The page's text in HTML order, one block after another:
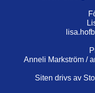
Anneli Markström /
Siten drivs av